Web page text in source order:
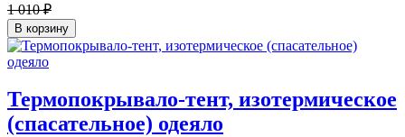
1 010 ₽
В корзину
Термопокрывало-тент, изотермическое
(спасательное) одеяло